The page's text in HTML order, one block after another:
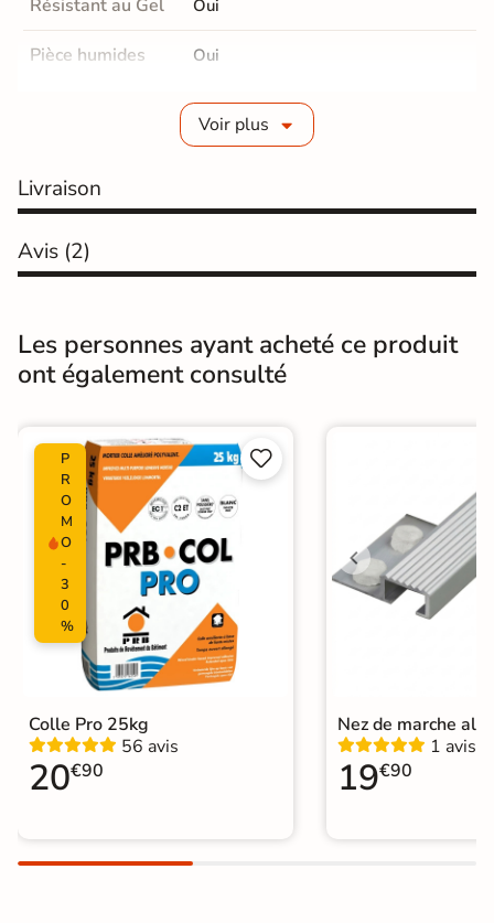
Résistant au Gel Oui
Pièce humides Oui
Boite
1er Choix
Pose Coller
Support
Origine Espagne
Voir plus
Livraison
Avis (2)
Les personnes ayant acheté ce produit
ont également consulté
P
R
O
M
O
-
3
0
%


Colle Pro 25kg
56 avis
20€90
Nez de marche
1 avis
19€90